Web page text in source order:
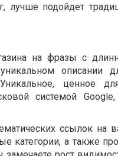
лучше подойдет
на фразы с
описании
ценное
системой
ссылок на
категории, а также